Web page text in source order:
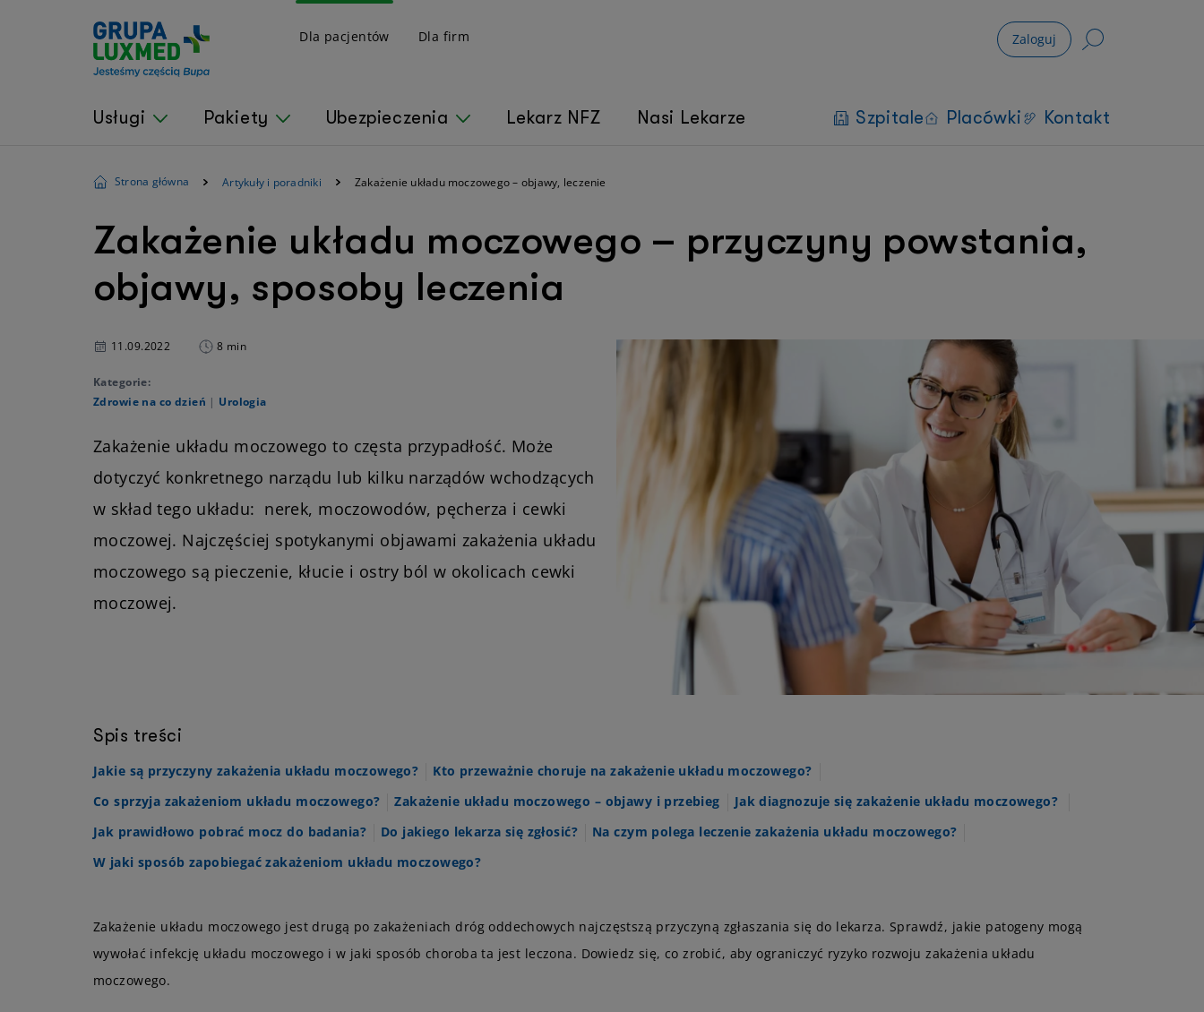
Dla pacjentów Dla firm Zaloguj
Usługi Pakiety Ubezpieczenia Lekarz NFZ Nasi Lekarze Szpitale Placówki Kontakt
Strona główna Artykuły i poradniki Zakażenie układu moczowego – objawy, leczenie
Zakażenie układu moczowego – przyczyny powstania,
objawy, sposoby leczenia
11.09.2022 8 min
Kategorie:
Zdrowie na co dzień | Urologia
Zakażenie układu moczowego to częsta przypadłość. Może
dotyczyć konkretnego narządu lub kilku narządów wchodzących
w skład tego układu: nerek, moczowodów, pęcherza i cewki
moczowej. Najczęściej spotykanymi objawami zakażenia układu
moczowego są pieczenie, kłucie i ostry ból w okolicach cewki
moczowej.
Spis treści
Jakie są przyczyny zakażenia układu moczowego?
Kto przeważnie choruje na zakażenie układu moczowego?
Co sprzyja zakażeniom układu moczowego?
Zakażenie układu moczowego – objawy i przebieg
Jak diagnozuje się zakażenie układu moczowego?
Jak prawidłowo pobrać mocz do badania?
Do jakiego lekarza się zgłosić?
Na czym polega leczenie zakażenia układu moczowego?
W jaki sposób zapobiegać zakażeniom układu moczowego?
Zakażenie układu moczowego jest drugą po zakażeniach dróg oddechowych najczęstszą przyczyną zgłaszania się do lekarza. Sprawdź, jakie patogeny mogą
wywołać infekcję układu moczowego i w jaki sposób choroba ta jest leczona. Dowiedz się, co zrobić, aby ograniczyć ryzyko rozwoju zakażenia układu
moczowego.